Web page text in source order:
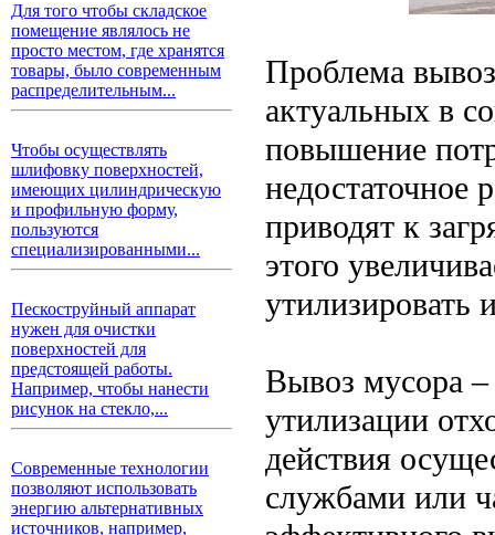
Для того чтобы складское
помещение являлось не
просто местом, где хранятся
товары, было современным
распределительным...
Чтобы осуществлять
шлифовку поверхностей,
имеющих цилиндрическую
и профильную форму,
пользуются
специализированными...
Пескоструйный аппарат
нужен для очистки
поверхностей для
предстоящей работы.
Например, чтобы нанести
рисунок на стекло,...
Современные технологии
позволяют использовать
энергию альтернативных
источников, например,
Проблема
актуальных в
повышение
недостаточное
приводят к
этого
утилизировать
Вывоз мусора –
утилизации
действия
службами или